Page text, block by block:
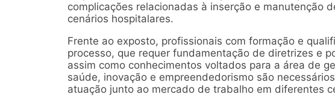
complicações relacionadas à inserção e manutenção
cenários hospitalares.
Frente ao exposto, profissionais com formação e
processo, que requer fundamentação de diretrizes e
assim como conhecimentos voltados para a área de
saúde, inovação e empreendedorismo são
atuação junto ao mercado de trabalho em diferentes